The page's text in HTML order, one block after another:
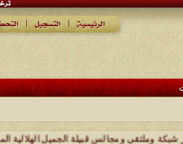
وملتقى ومجالس قبيلة الجميل الهلالية الموقع